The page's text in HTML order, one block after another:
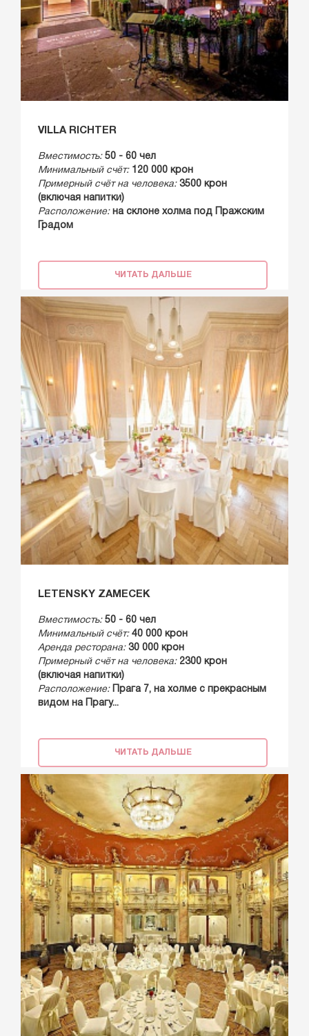
VILLA RICHTER
Вместимость: 50 - 60 чел
Минимальный счёт: 120 000 крон
Примерный счёт на человека: 3500 крон
(включая напитки)
Расположение: на склоне холма под Пражским
Градом
ЧИТАТЬ ДАЛЬШЕ
LETENSKY ZAMECEK
Вместимость: 50 - 60 чел
Минимальный счёт: 40 000 крон
Аренда ресторана: 30 000 крон
Примерный счёт на человека: 2300 крон
(включая напитки)
Расположение:
Прага 7, на холме с прекрасным
видом на Прагу...
ЧИТАТЬ ДАЛЬШЕ